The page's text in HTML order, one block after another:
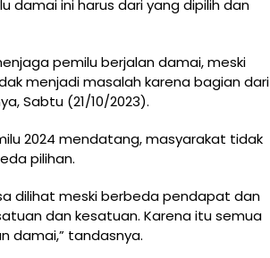
damai ini harus dari yang dipilih dan
pemilu berjalan damai, meski
menjadi masalah karena bagian dari
Sabtu (21/10/2023).
2024 mendatang, masyarakat tidak
pilihan.
dilihat meski berbeda pendapat dan
dan kesatuan. Karena itu semua
damai,” tandasnya.